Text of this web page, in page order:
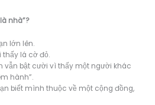
nhà”?
lớn lên.
thấy lá cờ đỏ.
vẫn bật cười vì thấy một người khác
hành”.
biết mình thuộc về một cộng đồng,